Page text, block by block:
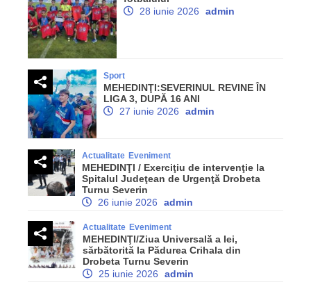
28 iunie 2026
admin
Sport
MEHEDINŢI:SEVERINUL REVINE ÎN
LIGA 3, DUPĂ 16 ANI
27 iunie 2026
admin
Actualitate Eveniment
MEHEDINŢI / Exerciţiu de intervenţie la
Spitalul Judeţean de Urgenţă Drobeta
Turnu Severin
26 iunie 2026
admin
Actualitate Eveniment
MEHEDINŢI/Ziua Universală a Iei,
sărbătorită la Pădurea Crihala din
Drobeta Turnu Severin
25 iunie 2026
admin